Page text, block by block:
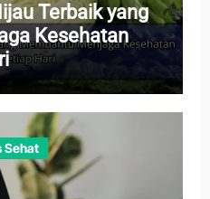
Terbaik yang
Kesehatan
Sehat